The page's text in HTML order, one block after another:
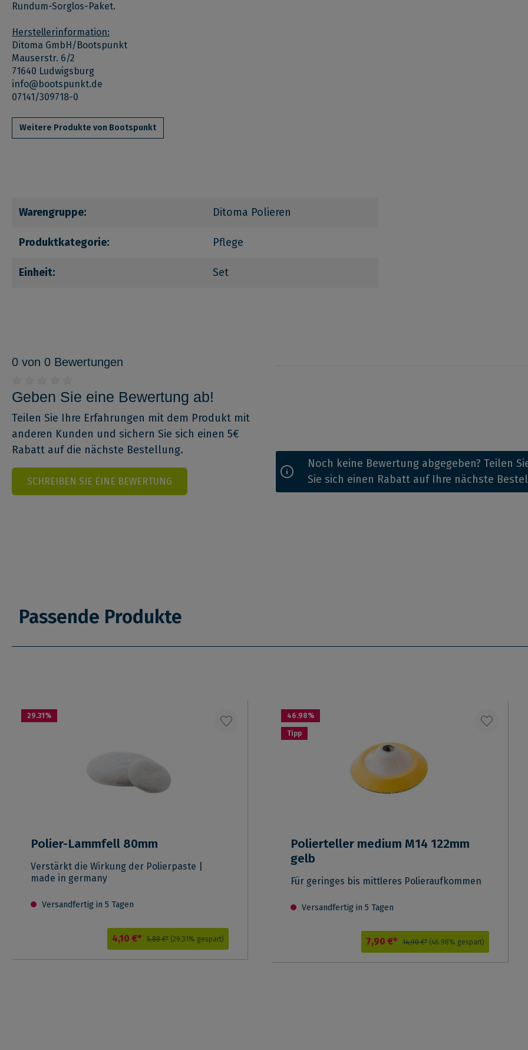
Rundum-Sorglos-Paket.
Herstellerinformation:
Ditoma GmbH/Bootspunkt
Mauserstr. 6/2
71640 Ludwigsburg
info@bootspunkt.de
07141/309718-0
Weitere Produkte von Bootspunkt
Warengruppe: Ditoma Polieren
Produktkategorie: Pflege
Einheit: Set
0 von 0 Bewertungen
Geben Sie eine Bewertung ab!
Teilen Sie Ihre Erfahrungen mit dem Produkt mit
anderen Kunden und sichern Sie sich einen 5€
Rabatt auf die nächste Bestellung.
SCHREIBEN SIE EINE BEWERTUNG
Noch keine Bewertung abgegeben? Teilen
Sie sich einen Rabatt auf Ihre nächste
Passende Produkte
29.31%
Polier-Lammfell 80mm
Verstärkt die Wirkung der Polierpaste |
made in germany
Versandfertig in 5 Tagen
4,10 €* 5,80 €* (29.31% gespart)
46.98%
Tipp
Polierteller medium M14 122mm
gelb
Für geringes bis mittleres Polieraufkommen
Versandfertig in 5 Tagen
7,90 €* 14,90 €* (46.98% gespart)